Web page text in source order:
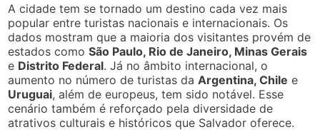
A cidade tem se tornado um destino cada vez mais
popular entre turistas nacionais e internacionais. Os
dados mostram que a maioria dos visitantes provém de
estados comoSão Paulo, Rio de Janeiro, Minas Gerais
e Distrito Federal. Já no âmbito internacional, o
aumento no número de turistas da Argentina, Chile e
Uruguai, além de europeus, tem sido notável. Esse
cenário também é reforçado pela diversidade de
atrativos culturais e históricos que Salvador oferece.